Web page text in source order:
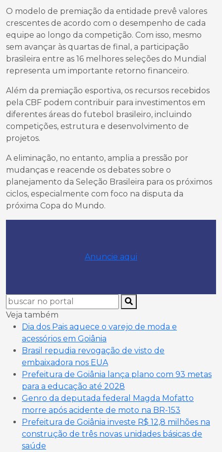
O modelo de premiação da entidade prevê valores
crescentes de acordo com o desempenho de cada
equipe ao longo da competição. Com isso, mesmo
sem avançar às quartas de final, a participação
brasileira entre as 16 melhores seleções do Mundial
representa um importante retorno financeiro.
Além da premiação esportiva, os recursos recebidos
pela CBF podem contribuir para investimentos em
diferentes áreas do futebol brasileiro, incluindo
competições, estrutura e desenvolvimento de
projetos.
A eliminação, no entanto, amplia a pressão por
mudanças e reacende os debates sobre o
planejamento da Seleção Brasileira para os próximos
ciclos, especialmente com foco na disputa da
próxima Copa do Mundo.
Anuncie aqui
Veja também
Dia dos Pais aquece o varejo de moda e
acessórios em Goiânia
Brasil repudia revogação de visto de
embaixadora nos EUA
Prefeitura de Goiânia lança plano com 93 metas
para a educação até 2028
Genro da deputada federal Magda Mofatto
morre após acidente de moto na BR-153
Prefeitura de Goiânia investe R$ 12,8 milhões na
construção de três novas unidades básicas de
saúde